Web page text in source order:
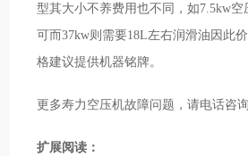
型其大小不养费用也不同，如7.5kw
可而37kw则需要18L左右润滑油因此
格建议提供机器铭牌。
更多寿力空压机故障问题，请电话
扩展阅读：